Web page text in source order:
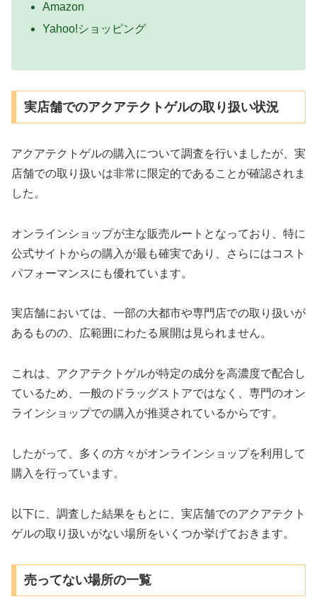
Amazon
Yahoo!ショッピング
実店舗でのアクアテクトゲルの取り扱い状況
アクアテクトゲルの購入について調査を行いましたが、実
店舗での取り扱いは非常に限定的であることが確認されま
した。
オンラインショップが主な販売ルートとなっており、特に
公式サイトからの購入が最も確実であり、さらにはコスト
パフォーマンスにも優れています。
実店舗においては、一部の大都市や専門店での取り扱いが
あるものの、広範囲にわたる展開は見られません。
これは、アクアテクトゲルが特定の成分を高濃度で配合し
ているため、一般のドラッグストアではなく、専門のオン
ラインショップでの購入が推奨されているからです。
したがって、多くの方々がオンラインショップを利用して
購入を行っています。
以下に、調査した結果をもとに、実店舗でのアクアテクト
ゲルの取り扱いがない場所をいくつか挙げておきます。
売ってない場所の一覧